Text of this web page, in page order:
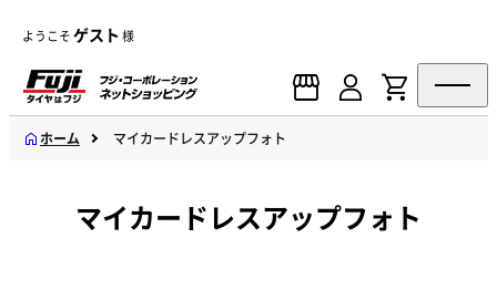
ようこそゲスト 様
ホーム マイカードレスアップフォト
マイカードレスアップフォト